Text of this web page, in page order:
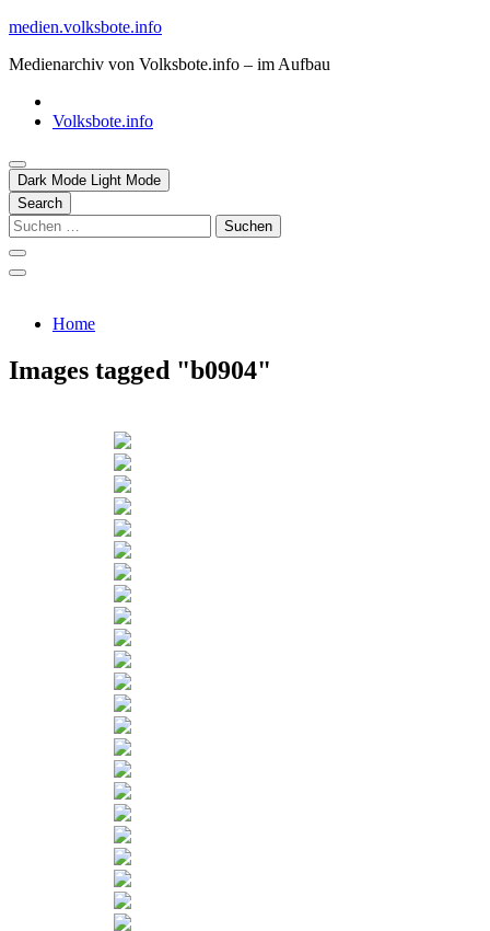
Skip
content
medien.volksbote.info
Medienarchiv von Volksbote.info – im Aufbau
Volksbote.info
Dark Mode Light Mode
Search
Suchen
nach:
Home
Images tagged "b0904"